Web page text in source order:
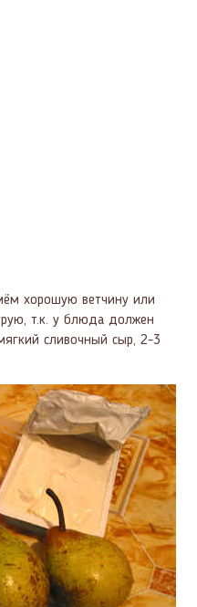
хорошую ветчину или
т.к. у блюда должен
сливочный сыр, 2-3